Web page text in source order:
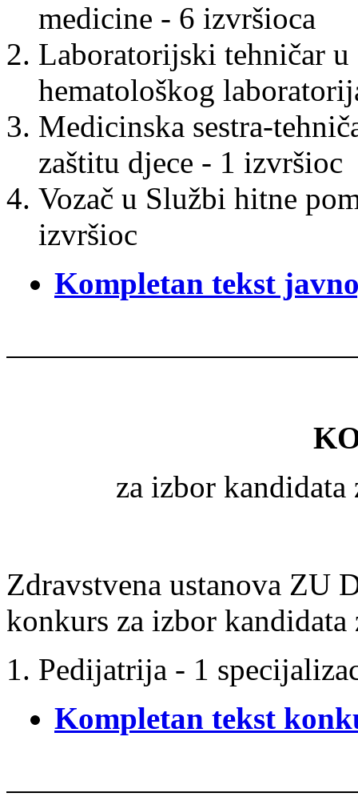
medicine - 6 izvršioca
Laboratorijski tehničar
hematološkog
Medicinska sestra-
zaštitu djece - 1 izvršioc
Vozač u Službi hitne
izvršioc
Kompletan tekst
za izbor
Zdravstvena ustanova ZU
konkurs za izbor
Pedijatrija - 1
Kompletan tekst